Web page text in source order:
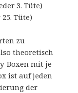
3. Tüte)
Tüte)
zu
theoretisch
Boxen mit je
ist auf jeden
der